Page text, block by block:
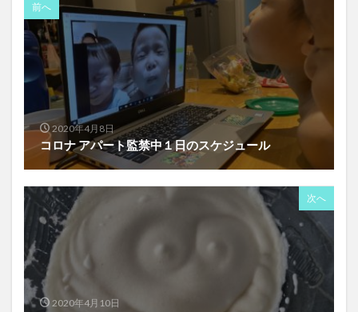
前へ
2020年4月8日
コロナ アパート監禁中１日のスケジュール
次へ
2020年4月10日